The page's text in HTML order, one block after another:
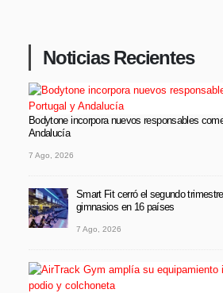
Noticias Recientes
Bodytone incorpora nuevos responsables
Andalucía
7 Ago, 2026
Smart Fit cerró el segundo
gimnasios en 16 países
7 Ago, 2026